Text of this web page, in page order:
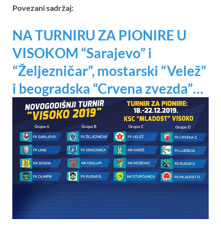
Povezani sadržaj:
NA TURNIRU ZA PIONIRE U
VISOKOM “Sarajevo” i
“Željezničar”, mostarski “Velež”
i beogradska “Crvena zvezda”…